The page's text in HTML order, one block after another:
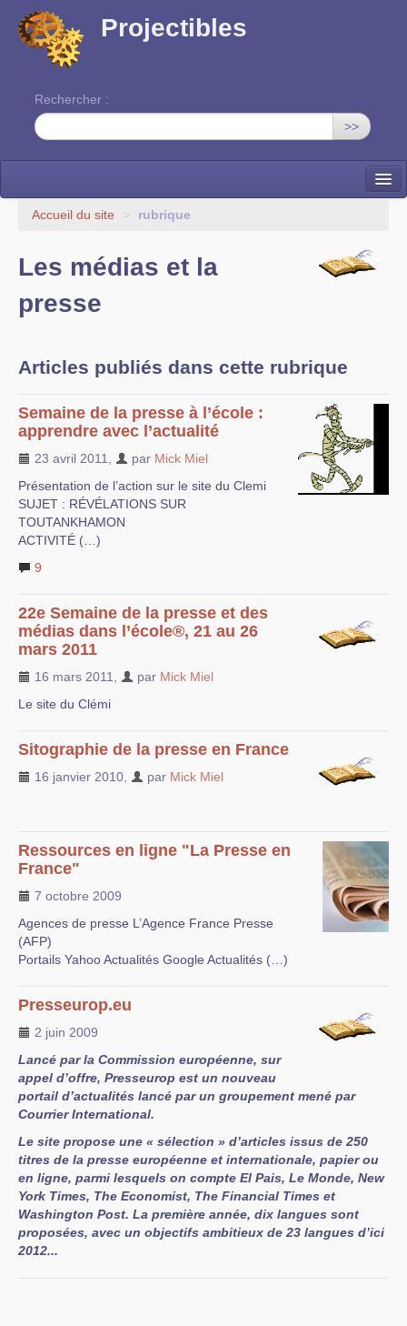
Projectibles
Rechercher :
>>
La ruche
EDITO
Accueil du site > rubrique
Les médias et la
presse
Articles publiés dans cette rubrique
Semaine de la presse à l’école :
apprendre avec l’actualité
23 avril 2011 par Mick Miel
Présentation de l’action sur le site du Clemi
SUJET : RÉVÉLATIONS SUR
TOUTANKHAMON
ACTIVITÉ (…)
9
22e Semaine de la presse et des
médias dans l’école®, 21 au 26
mars 2011
16 mars 2011 par Mick Miel
Le site du Clémi
Sitographie de la presse en France
16 janvier 2010 par Mick Miel
Ressources en ligne "La Presse en
France"
7 octobre 2009
Agences de presse L’Agence France Presse
(AFP)
Portails Yahoo Actualités Google Actualités (…)
Presseurop.eu
2 juin 2009
Lancé par la Commission européenne, sur
appel d’offre, Presseurop est un nouveau
portail d’actualités lancé par un groupement mené par
Courrier International.
Le site propose une « sélection » d’articles issus de 250
titres de la presse européenne et internationale, papier ou
en ligne, parmi lesquels on compte El Pais, Le Monde, New
York Times, The Economist, The Financial Times et
Washington Post. La première année, dix langues sont
proposées, avec un objectifs ambitieux de 23 langues d’ici
2012...